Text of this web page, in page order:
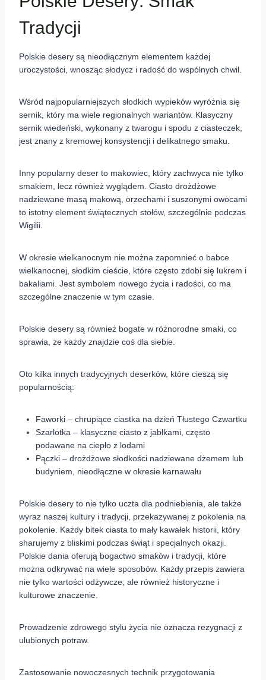
Tradycji
Polskie desery są nieodłącznym elementem każdej
uroczystości, wnosząc słodycz i radość do wspólnych chwil.
Wśród najpopularniejszych słodkich wypieków wyróżnia się
sernik, który ma wiele regionalnych wariantów. Klasyczny
sernik wiedeński, wykonany z twarogu i spodu z ciasteczek,
jest znany z kremowej konsystencji i delikatnego smaku.
Inny popularny deser to makowiec, który zachwyca nie tylko
smakiem, lecz również wyglądem. Ciasto drożdżowe
nadziewane masą makową, orzechami i suszonymi owocami
to istotny element świątecznych stołów, szczególnie podczas
Wigilii.
W okresie wielkanocnym nie można zapomnieć o babce
wielkanocnej, słodkim cieście, które często zdobi się lukrem i
bakaliami. Jest symbolem nowego życia i radości, co ma
szczególne znaczenie w tym czasie.
Polskie desery są również bogate w różnorodne smaki, co
sprawia, że każdy znajdzie coś dla siebie.
Oto kilka innych tradycyjnych deserków, które cieszą się
popularnością:
Faworki – chrupiące ciastka na dzień Tłustego Czwartku
Szarlotka – klasyczne ciasto z jabłkami, często
podawane na ciepło z lodami
Pączki – drożdżowe słodkości nadziewane dżemem lub
budyniem, nieodłączne w okresie karnawału
Polskie desery to nie tylko uczta dla podniebienia, ale także
wyraz naszej kultury i tradycji, przekazywanej z pokolenia na
pokolenie. Każdy bitek ciasta to mały kawałek historii, który
sharujemy z bliskimi podczas świąt i specjalnych okazji.
Polskie dania oferują bogactwo smaków i tradycji, które
można odkrywać na wiele sposobów. Każdy przepis zawiera
nie tylko wartości odżywcze, ale również historyczne i
kulturowe znaczenie.
Prowadzenie zdrowego stylu życia nie oznacza rezygnacji z
ulubionych potraw.
Zastosowanie nowoczesnych technik przygotowania